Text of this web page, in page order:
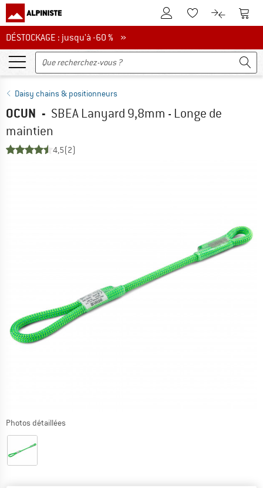
Vers le compte client
Vers la liste
Vers le
DÉSTOCKAGE : jusqu'à -60 %
DÉSTOCKAGE : jusqu'à -60 % »
Daisy chains & positionneurs
OCUN - SBEA Lanyard 9,8mm - Longe de
maintien
4,5(2)
Photos détaillées